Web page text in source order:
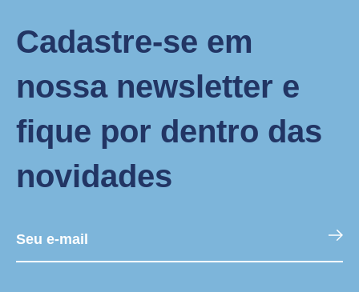
Cadastre-se em
nossa newsletter e
fique por dentro das
novidades